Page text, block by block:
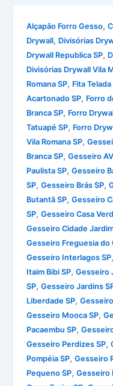
Alçapão Forro Gesso,
Drywall, Divisórias
Drywall Republica SP,
Divisórias Drywall Vila
Romana SP, Fita
Acartonado SP, Forro
Branca SP, Forro
Tatuapé SP, Forro
Vila Romana SP,
Branca SP,Gesseiro
Paulista SP,Gesseiro
SP,Gesseiro Brás SP,
Butantã SP,Gesseiro
SP,Gesseiro Casa
Gesseiro Cidade
Gesseiro Freguesia do
Gesseiro Interlagos SP
Itaim Bibi SP,Gesseiro
SP,Gesseiro Jardins
Liberdade SP,
Gesseiro Mooca SP,
Pacaembu SP,
Gesseiro Perdizes SP,
Pompéia SP,Gesseiro
Pequeno SP,Gesseiro